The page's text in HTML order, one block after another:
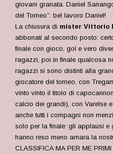
giovani granata. Daniel
del Torneo”: bel lavoro Daniel!
La chiusura di mister Vittorio
abbonati al secondo posto:
finale con gioco, gol e vero
ragazzi, poi in finale qualcosa
ragazzi si sono distinti alla
giocatore del torneo, con
vinto vinto il titolo di
calcio dei grandi), con Varelse
anche tutti i compagni non
solo per la finale: gli applausi e
hanno reso meno amara la
CLASSIFICA MA PER ME